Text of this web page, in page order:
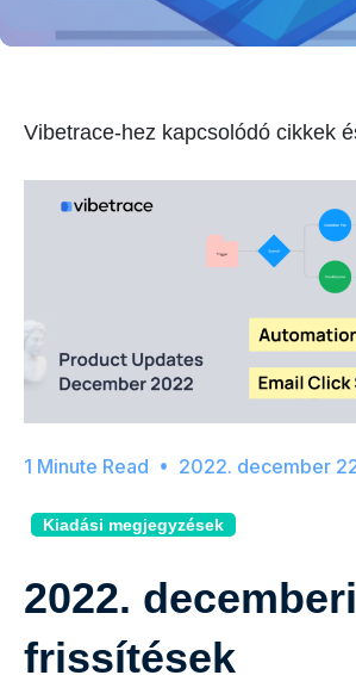
Vibetrace-hez kapcsolódó cikkek
2022. december
Kiadási megjegyzések
2022. decemberi
frissítések